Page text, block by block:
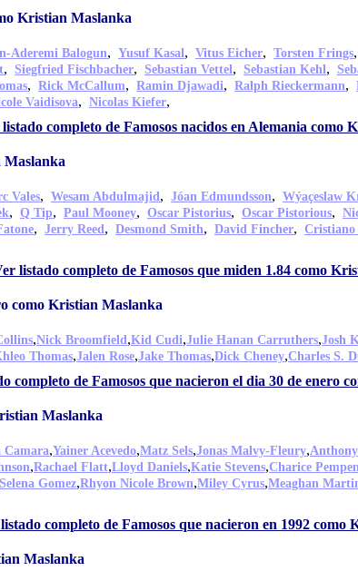
Kristian Maslanka
Aderemi Balogun, Yusuf Kasal, Vitus Eicher, Torsten Frings,
, Siegfried Fischbacher, Sebastian Vettel, Sebastian Kehl,
, Rick McCallum, Ramin Djawadi, Ralph Rieckermann,
Vaidisova, Nicolas Kiefer,
completo de Famosos nacidos en Alemania como
Maslanka
Vales, Wesam Abdulmajid, Jóan Edmundsson, Wýaçeslaw
, Q Tip, Paul Mooney, Oscar Pistorius, Oscar Pistorious,
, Jerry Reed, Desmond Smith, David Fincher, Cristiano
listado completo de Famosos que miden 1.84 como
como Kristian Maslanka
,Nick Broomfield,Kid Cudi,Julie Hanan Carruthers,Josh
Thomas,Jalen Rose,Jake Thomas,Dick Cheney,Charles S.
completo de Famosos que nacieron el dia 30 de enero
Maslanka
Camara,Yainer Acevedo,Matz Sels,Jonas Malvy-Fleury,
,Rachael Flatt,Lloyd Daniels,Katie Stevens,Charice
Selena Gomez,Rhyon Nicole Brown,Miley Cyrus,Meaghan
completo de Famosos que nacieron en 1992 como
Maslanka